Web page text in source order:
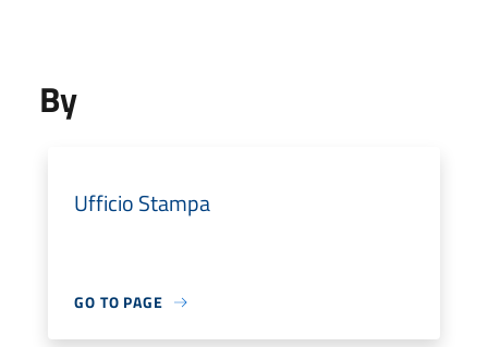
By
Ufficio Stampa
GO TO PAGE